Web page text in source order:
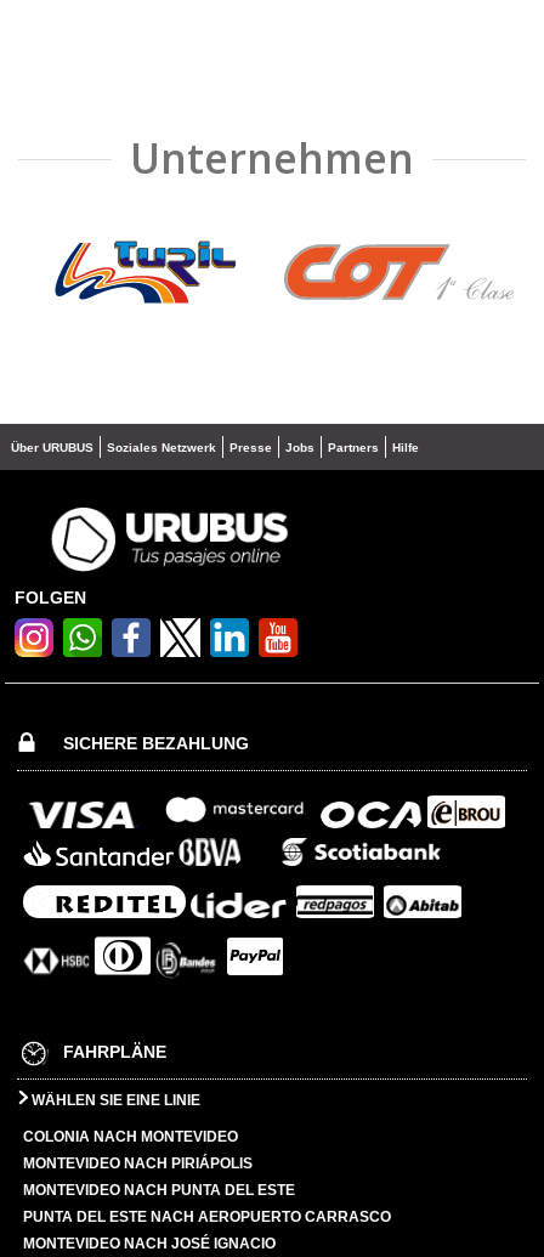
Unternehmen
❮ ❯
Über URUBUS Soziales Netzwerk Presse Jobs Partners Hilfe
FOLGEN
SICHERE BEZAHLUNG
FAHRPLÄNE
WÄHLEN SIE EINE LINIE
COLONIA NACH MONTEVIDEO
MONTEVIDEO NACH PIRIÁPOLIS
MONTEVIDEO NACH PUNTA DEL ESTE
PUNTA DEL ESTE NACH AEROPUERTO CARRASCO
MONTEVIDEO NACH JOSÉ IGNACIO